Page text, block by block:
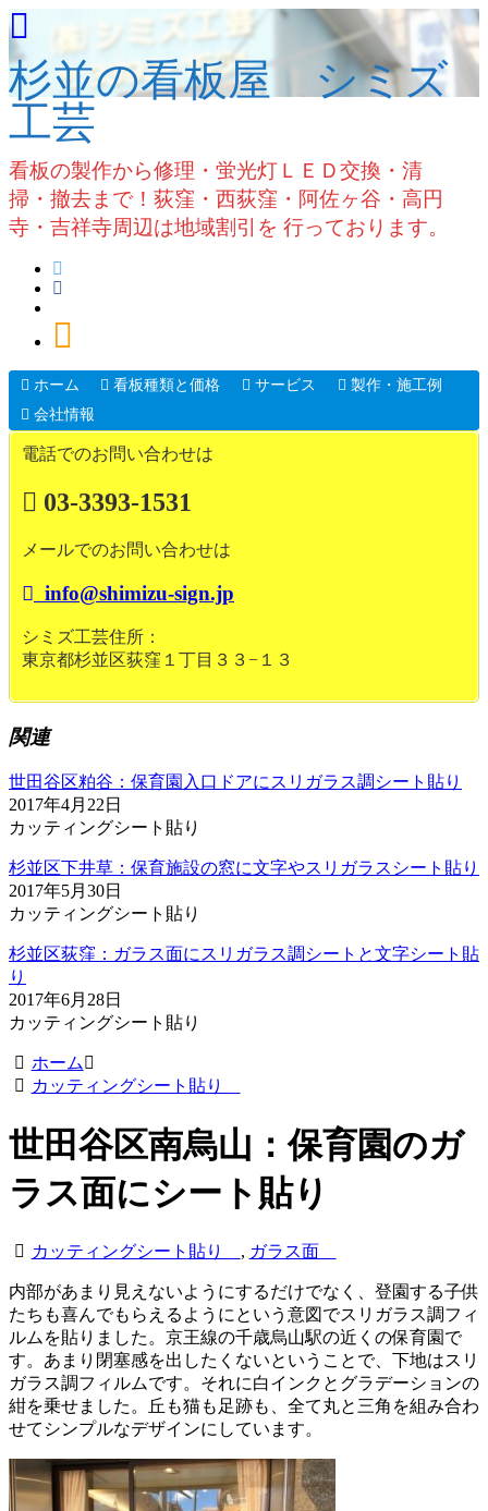
杉並の看板屋 シミズ
工芸
看板の製作から修理・蛍光灯ＬＥＤ交換・清
掃・撤去まで！荻窪・西荻窪・阿佐ヶ谷・高円
寺・吉祥寺周辺は地域割引を 行っております。
ホーム 看板種類と価格 サービス
製作・施工例
会社情報
電話でのお問い合わせは
03-3393-1531
メールでのお問い合わせは
info@shimizu-sign.jp
シミズ工芸住所：
東京都杉並区荻窪１丁目３３−１３
関連
世田谷区粕谷：保育園入口ドアにスリガラス調シート貼り
2017年4月22日
カッティングシート貼り
杉並区下井草：保育施設の窓に文字やスリガラスシート貼り
2017年5月30日
カッティングシート貼り
杉並区荻窪：ガラス面にスリガラス調シートと文字シート貼
り
2017年6月28日
カッティングシート貼り
ホーム
カッティングシート貼り
世田谷区南烏山：保育園のガ
ラス面にシート貼り
カッティングシート貼り , ガラス面
内部があまり見えないようにするだけでなく、登園する子供
たちも喜んでもらえるようにという意図でスリガラス調フィ
ルムを貼りました。京王線の千歳烏山駅の近くの保育園で
す。あまり閉塞感を出したくないということで、下地はスリ
ガラス調フィルムです。それに白インクとグラデーションの
紺を乗せました。丘も猫も足跡も、全て丸と三角を組み合わ
せてシンプルなデザインにしています。